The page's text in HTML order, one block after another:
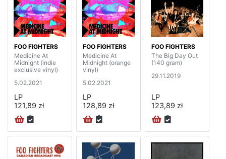
FOO FIGHTERS
Medicine At
Midnight (indie
exclusive vinyl)
5.02.2021
LP
121,89 zł
FOO FIGHTERS
Medicine At
Midnight (orange
vinyl)
5.02.2021
LP
128,89 zł
FOO FIGHTERS
The Big Day Out
(140 gram)
29.11.2019
LP
123,89 zł